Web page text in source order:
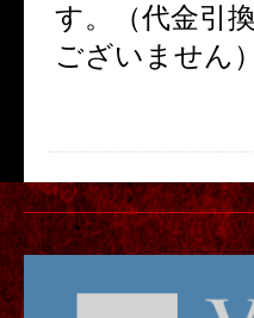
す。（代金引
ございません）